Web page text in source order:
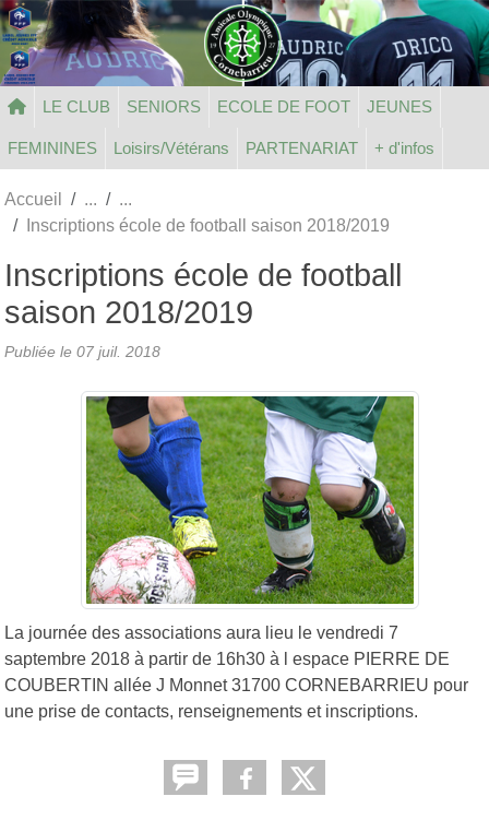
LE CLUB SENIORS ECOLE DE FOOT JEUNES
FEMININES Loisirs/Vétérans PARTENARIAT + d'infos
Accueil
Inscriptions école de football saison 2018/2019
Inscriptions école de football
saison 2018/2019
Publiée le 07 juil. 2018
La journée des associations aura lieu le vendredi 7
saptembre 2018 à partir de 16h30 à l espace PIERRE DE
COUBERTIN allée J Monnet 31700 CORNEBARRIEU pour
une prise de contacts, renseignements et inscriptions.
Panneau de gestion des cookies